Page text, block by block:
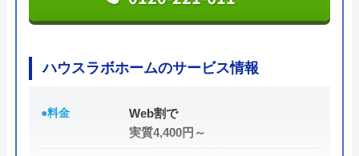
に伝えるようにしましょう。
ないので、相見積もりの際は必ず相談しておきたい
ハウスラボホームのサービス情報
●料金
Web割で
実質4,400円～